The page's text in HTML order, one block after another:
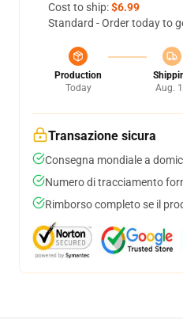
Cost to ship:$6.99
Standard - Order today to
Production
Today
Aug.
Transazione sicura
Consegna mondiale a
Numero di tracciamento
Rimborso completo se il